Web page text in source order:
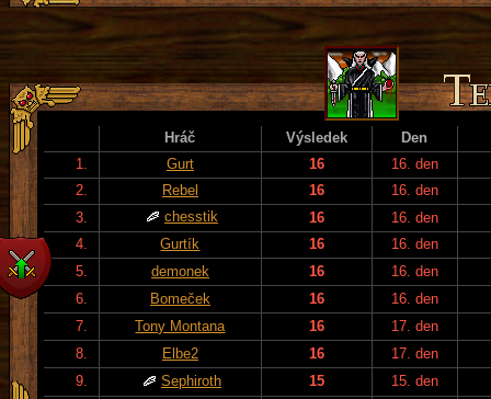
Hráč Výsledek
Den
1.
Gurt 16
16. den
2.
Rebel 16
16. den
3.
chesstik 16
16. den
4.
Gurtík 16
16. den
5.
demonek 16
16. den
6.
Bomeček 16
16. den
7.
Tony Montana 16
17. den
8.
Elbe2 16
17. den
9.
Sephiroth 15
15. den